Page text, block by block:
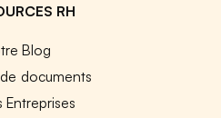
RH
Blog
documents
Entreprises